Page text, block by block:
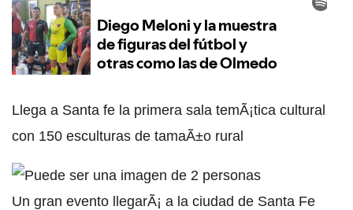
Llega a Santa fe la primera sala temÃ¡tica cultural
con 150 esculturas de tamaÃ±o rural
Un gran evento llegarÃ¡ a la ciudad de Santa Fe